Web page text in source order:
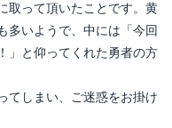
取って頂いたことです。黄
多いようで、中には「今回
」と仰ってくれた勇者の方
てしまい、ご迷惑をお掛け